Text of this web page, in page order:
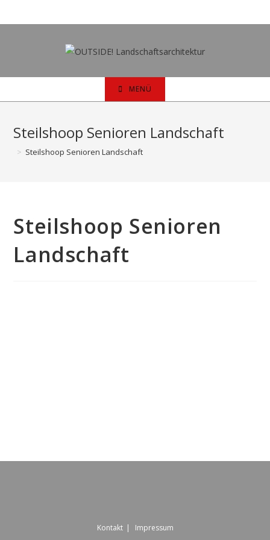
Inhalt
MENÜ
Steilshoop Senioren Landschaft
> Steilshoop Senioren Landschaft
Steilshoop Senioren
Landschaft
Kontakt Impressum